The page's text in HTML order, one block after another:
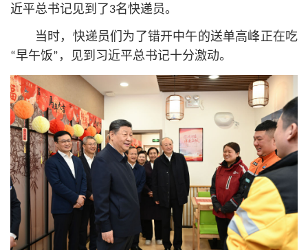
近平总书记见到了3名快递员。
当时，快递员们为了错开中午的送单高峰正在吃
“早午饭”，见到习近平总书记十分激动。